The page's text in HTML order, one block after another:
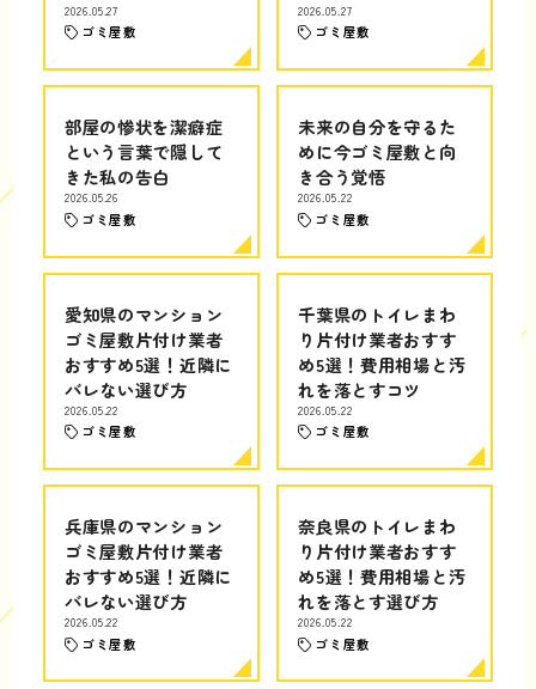
2026.05.27
ゴミ屋敷
2026.05.27
ゴミ屋敷
部屋の惨状を潔癖症
という言葉で隠して
きた私の告白
2026.05.26
ゴミ屋敷
未来の自分を守るた
めに今ゴミ屋敷と向
き合う覚悟
2026.05.22
ゴミ屋敷
愛知県のマンション
ゴミ屋敷片付け業者
おすすめ5選！近隣に
バレない選び方
2026.05.22
ゴミ屋敷
千葉県のトイレまわ
り片付け業者おすす
め5選！費用相場と汚
れを落とすコツ
2026.05.22
ゴミ屋敷
兵庫県のマンション
ゴミ屋敷片付け業者
おすすめ5選！近隣に
バレない選び方
2026.05.22
ゴミ屋敷
奈良県のトイレまわ
り片付け業者おすす
め5選！費用相場と汚
れを落とす選び方
2026.05.22
ゴミ屋敷